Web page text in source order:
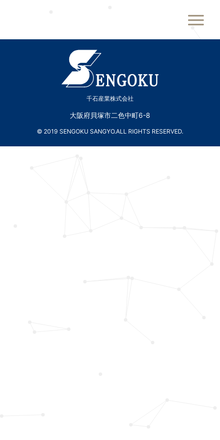
千石産業株式会社
大阪府貝塚市二色中町6-8
© 2019 SENGOKU SANGYO.ALL RIGHTS RESERVED.